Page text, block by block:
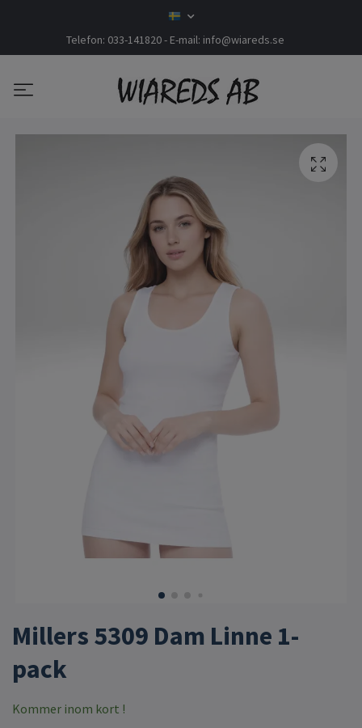
Telefon: 033-141820 - E-mail: info@wiareds.se
Millers 5309 Dam Linne 1-
pack
Kommer inom kort !